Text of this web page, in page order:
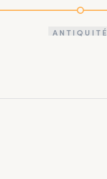
ANTIQUITÉ